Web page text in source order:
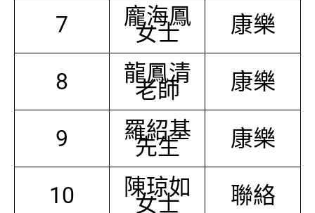
7 龐海鳳
女士 康樂
8 龍鳳清
老師 康樂
9 羅紹基
先生 康樂
10 陳琼如
女士 聯絡